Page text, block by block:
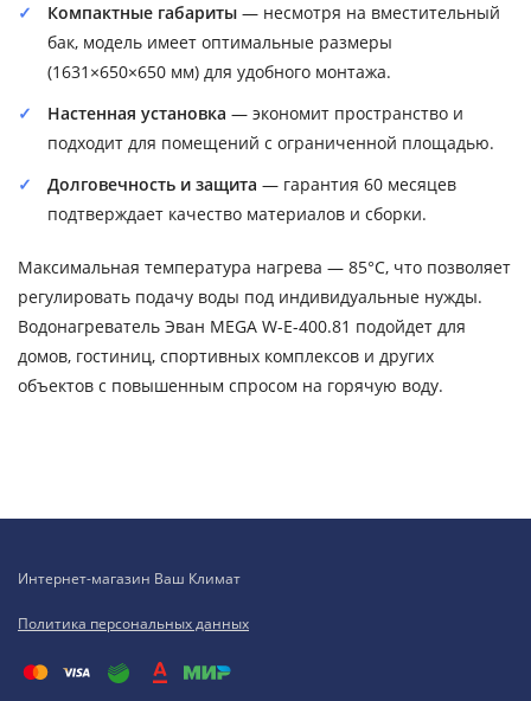
Компактные габариты — несмотря на вместительный
бак, модель имеет оптимальные размеры
(1631×650×650 мм) для удобного монтажа.
Настенная установка — экономит пространство и
подходит для помещений с ограниченной площадью.
Долговечность и защита — гарантия 60 месяцев
подтверждает качество материалов и сборки.
Максимальная температура нагрева — 85°C, что позволяет
регулировать подачу воды под индивидуальные нужды.
Водонагреватель Эван MEGA W-E-400.81 подойдет для
домов, гостиниц, спортивных комплексов и других
объектов с повышенным спросом на горячую воду.
Интернет-магазин Ваш Климат
Политика персональных данных